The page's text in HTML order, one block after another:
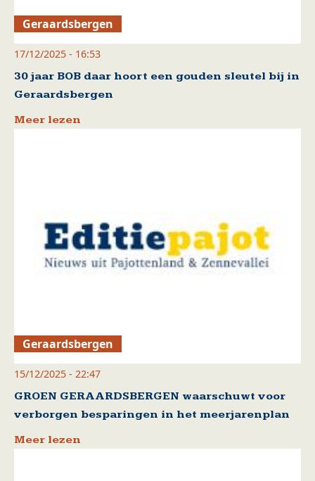
Geraardsbergen
17/12/2025 - 16:53
30 jaar BOB daar hoort een gouden sleutel bij in
Geraardsbergen
Meer lezen
Geraardsbergen
15/12/2025 - 22:47
GROEN GERAARDSBERGEN waarschuwt voor
verborgen besparingen in het meerjarenplan
Meer lezen